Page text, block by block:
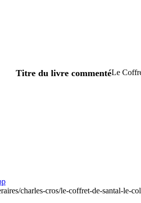
Titre du livre commentéLe
charles-cros/le-coffret-de-santal-le-